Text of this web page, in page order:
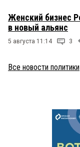
Женский бизнес
в новый альянс
5 августа 11:14 3
Все новости политики